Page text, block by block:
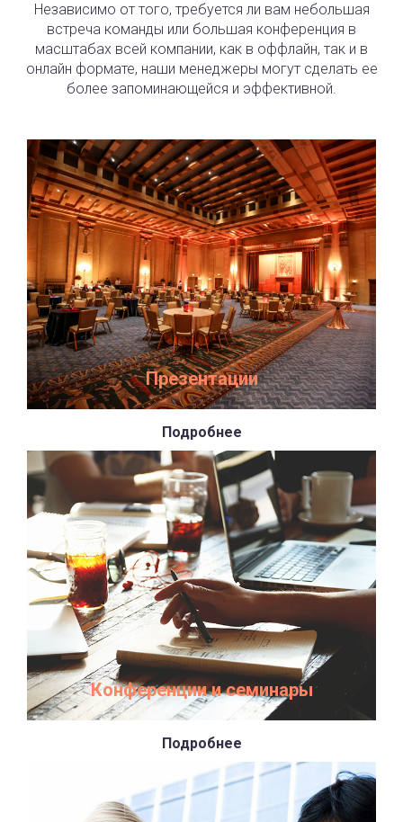
Независимо от того, требуется ли вам небольшая
встреча команды или большая конференция в
масштабах всей компании, как в оффлайн, так и в
онлайн формате, наши менеджеры могут сделать ее
более запоминающейся и эффективной.
Презентации
Подробнее
Конференции и семинары
Подробнее